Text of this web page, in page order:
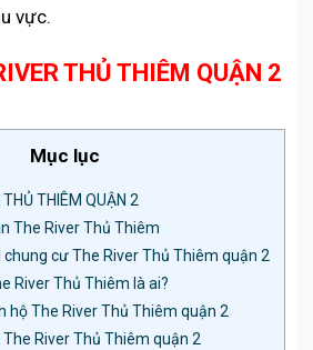
vực.
THỦ THIÊM QUẬN 2
Mục lục
THIÊM QUẬN 2
The River Thủ Thiêm
cư The River Thủ Thiêm quận 2
River Thủ Thiêm là ai?
hộ The River Thủ Thiêm quận 2
River Thủ Thiêm quận 2